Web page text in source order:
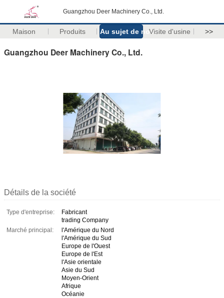
Guangzhou Deer Machinery Co., Ltd.
Maison Produits Au sujet de nousVisite d'usine >>
Guangzhou Deer Machinery Co., Ltd.
Détails de la société
Type d'entreprise:
Fabricant
trading Company
Marché principal:
l'Amérique du Nord
l'Amérique du Sud
Europe de l'Ouest
Europe de l'Est
l'Asie orientale
Asie du Sud
Moyen-Orient
Afrique
Océanie